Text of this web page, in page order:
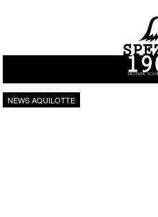
Vai al contenuto
NEWS AQUILOTTE